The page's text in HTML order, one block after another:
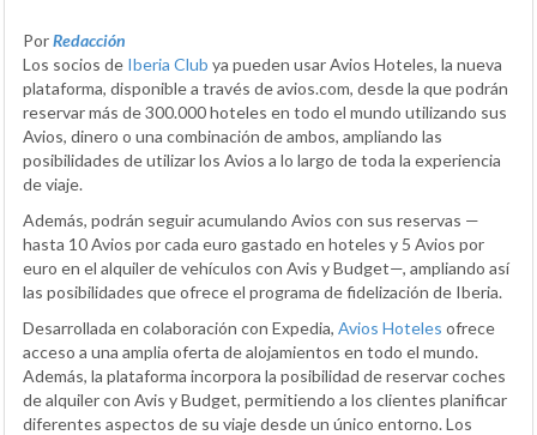
PorRedacción
Los socios de Iberia Club ya pueden usar Avios Hoteles, la nueva
plataforma, disponible a través de avios.com, desde la que podrán
reservar más de 300.000 hoteles en todo el mundo utilizando sus
Avios, dinero o una combinación de ambos, ampliando las
posibilidades de utilizar los Avios a lo largo de toda la experiencia
de viaje.
Además, podrán seguir acumulando Avios con sus reservas —
hasta 10 Avios por cada euro gastado en hoteles y 5 Avios por
euro en el alquiler de vehículos con Avis y Budget—, ampliando así
las posibilidades que ofrece el programa de fidelización de Iberia.
Desarrollada en colaboración con Expedia, Avios Hoteles ofrece
acceso a una amplia oferta de alojamientos en todo el mundo.
Además, la plataforma incorpora la posibilidad de reservar coches
de alquiler con Avis y Budget, permitiendo a los clientes planificar
diferentes aspectos de su viaje desde un único entorno. Los